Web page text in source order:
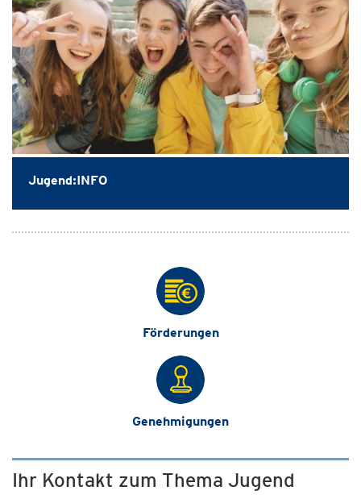
Jugend:INFO
Förderungen
Genehmigungen
Ihr Kontakt zum Thema Jugend